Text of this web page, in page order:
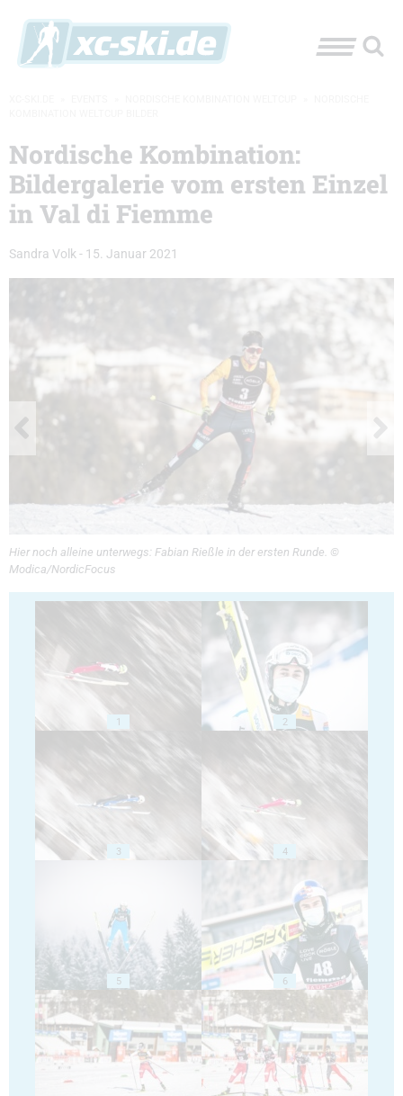
Nordische Kombination:
Bildergalerie vom ersten Einzel
in Val di Fiemme
Sandra Volk- 15. Januar 2021
Hier noch alleine unterwegs: Fabian Rießle in der ersten Runde. ©
Modica/NordicFocus
1 2
3 4
5 6